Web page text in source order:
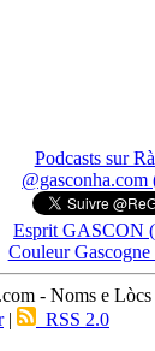
Podcasts sur
Esprit GASCON
Couleur
- Noms e Lòcs
| RSS 2.0